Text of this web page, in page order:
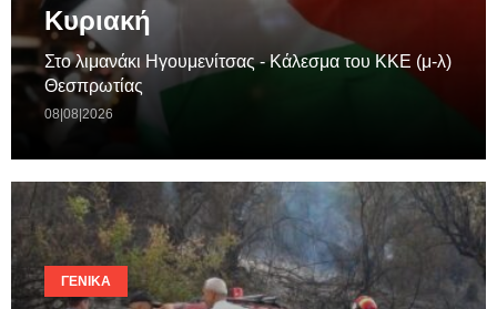
Κυριακή
Στο λιμανάκι Ηγουμενίτσας - Κάλεσμα του ΚΚΕ (μ-λ)
Θεσπρωτίας
08|08|2026
ΓΕΝΙΚΆ